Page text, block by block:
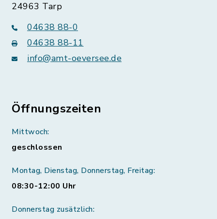
24963 Tarp
04638 88-0
04638 88-11
info@amt-oeversee.de
Öffnungszeiten
Mittwoch:
geschlossen
Montag, Dienstag, Donnerstag, Freitag:
08:30-12:00 Uhr
Donnerstag zusätzlich: